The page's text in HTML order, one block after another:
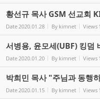
황선규 목사 GSM 선교회
Date2020.01.28 By kimnet Views
서병용, 윤모세(UBF) 킹덤
Date2020.01.20 By kimnet Views
박희민 목사 "주님과 동행
Date2020.01.15 By kimnet Views